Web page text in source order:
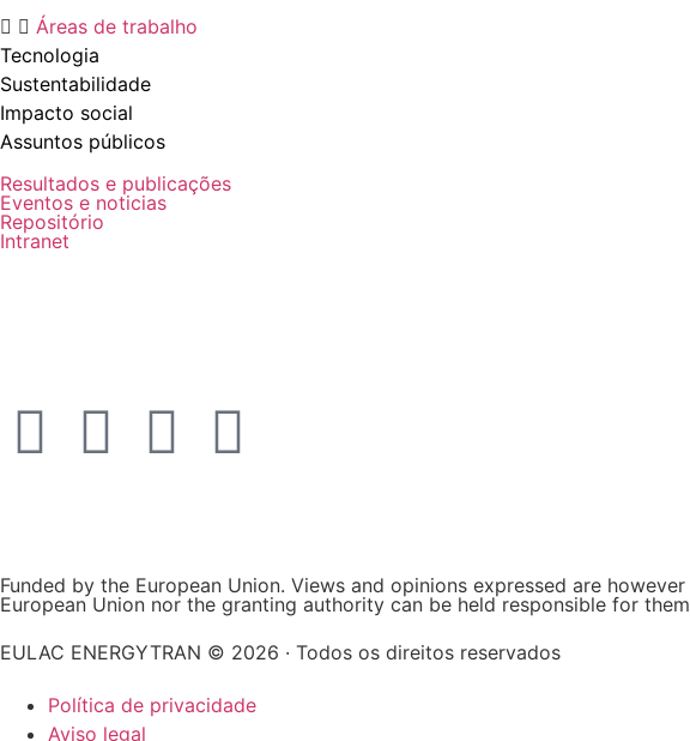
Áreas de trabalho
Tecnologia
Sustentabilidade
Impacto social
Assuntos públicos
Resultados e publicações
Eventos e noticias
Repositório
Intranet
Funded by the European Union. Views and opinions expressed are
European Union nor the granting authority can be held responsible for
EULAC ENERGYTRAN © 2026 · Todos os direitos reservados
Política de privacidade
Aviso legal